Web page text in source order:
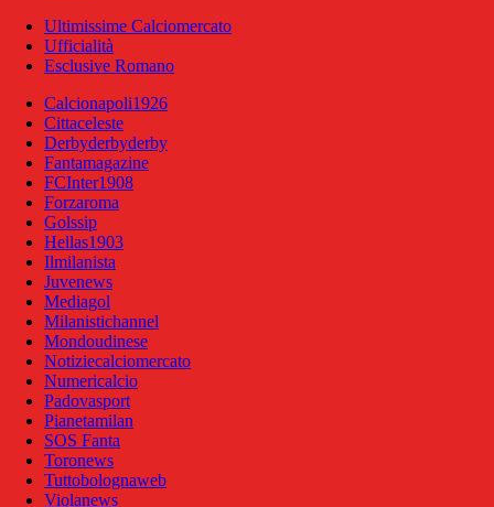
Ultimissime Calciomercato
Ufficialità
Esclusive Romano
Calcionapoli1926
Cittaceleste
Derbyderbyderby
Fantamagazine
FCInter1908
Forzaroma
Golssip
Hellas1903
Ilmilanista
Juvenews
Mediagol
Milanistichannel
Mondoudinese
Notiziecalciomercato
Numericalcio
Padovasport
Pianetamilan
SOS Fanta
Toronews
Tuttobolognaweb
Violanews